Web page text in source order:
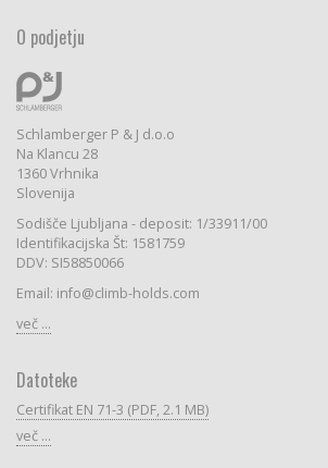
O podjetju
Schlamberger P & J d.o.o
Na Klancu 28
1360 Vrhnika
Slovenija
Sodišče Ljubljana - deposit: 1/33911/00
Identifikacijska Št: 1581759
DDV: SI58850066
Email: info@climb-holds.com
več ...
Datoteke
Certifikat EN 71-3 (PDF, 2.1 MB)
več ...